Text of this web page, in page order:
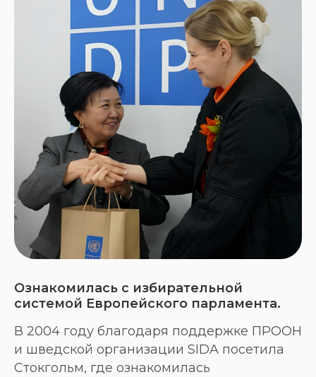
Ознакомилась с избирательной
системой Европейского парламента.
В 2004 году благодаря поддержке ПРООН
и шведской организации SIDA посетила
Стокгольм, где ознакомилась